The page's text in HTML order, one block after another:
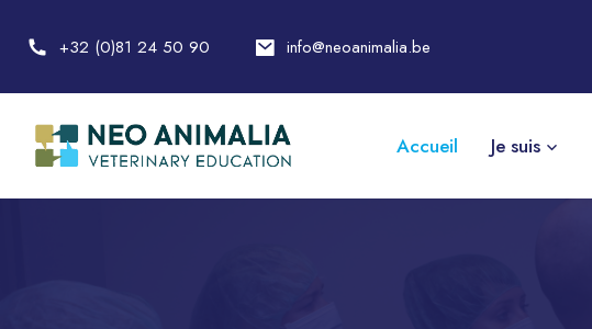
+32 (0)81 24 50 90 info@neoanimalia.be
Accueil Je suis